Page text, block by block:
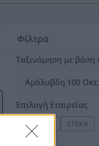
Φίλτρα
Ταξινόμηση με βάση
Αμόλυβδη 100 Οκτ.
Επιλογή Εταιρείας
CYCLON ΕΤΕΚΑ